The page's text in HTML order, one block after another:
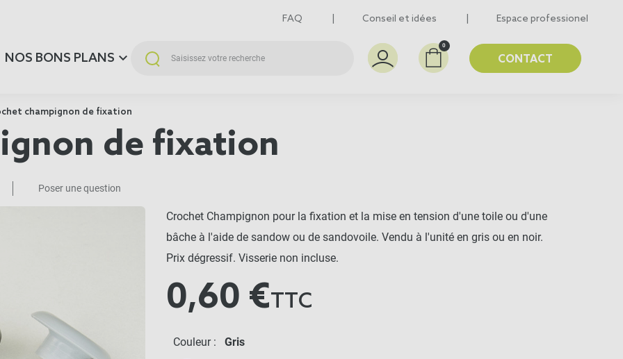
FAQ Conseil et idées Espace professionel
0
CONTACT
NOS BONS PLANS
champignon de fixation
de fixation
Poser une question
Crochet Champignon pour la fixation et la mise en tension d'une toile ou d'une
bâche à l'aide de sandow ou de sandovoile. Vendu à l'unité en gris ou en noir.
Prix dégressif. Visserie non incluse.
0,60 €TTC
Couleur : Gris